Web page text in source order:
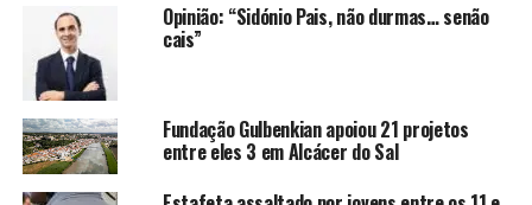
Opinião: “Sidónio Pais, não durmas… senão
cais”
Fundação Gulbenkian apoiou 21 projetos
entre eles 3 em Alcácer do Sal